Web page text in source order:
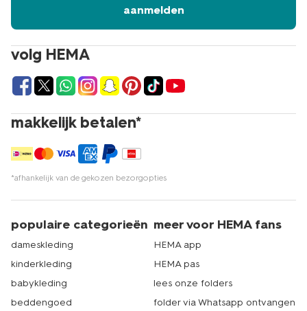
volg HEMA
makkelijk betalen*
*afhankelijk van de gekozen bezorgopties
aanmelden
populaire categorieën
dameskleding
kinderkleding
babykleding
beddengoed
meer voor HEMA fans
HEMA app
HEMA pas
lees onze folders
folder via Whatsapp ontvangen